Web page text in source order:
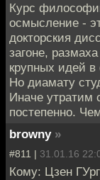
Курс
осмысление -
докторския
загоне,
крупных идей
Но диамату
Иначе утратим
постепенно.
browny »
#811 | 31.01.16
Кому: Цзен